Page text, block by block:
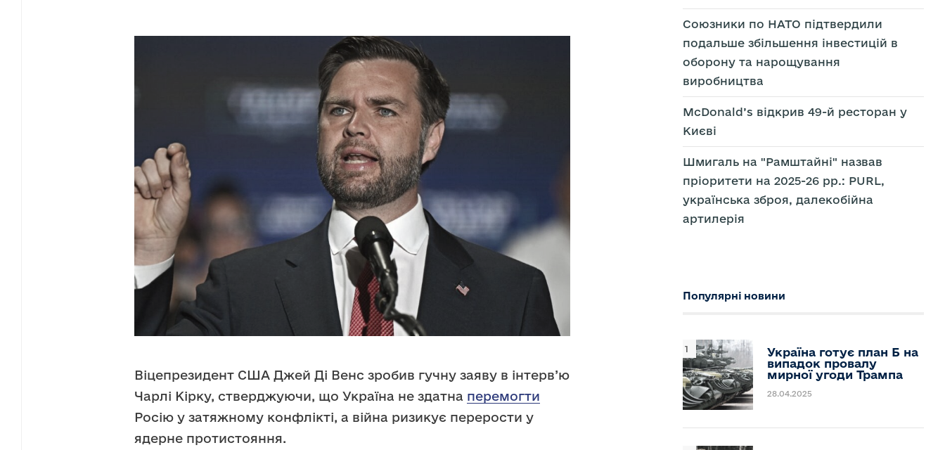
Віцепрезидент США Джей Ді Венс зробив гучну заяву в інтерв’ю
Чарлі Кірку, стверджуючи, що Україна не здатна перемогти
Росію у затяжному конфлікті, а війна ризикує перерости у
ядерне протистояння.
Союзники по НАТО підтвердили
подальше збільшення інвестицій в
оборону та нарощування
виробництва
McDonald’s відкрив 49-й ресторан у
Києві
Шмигаль на "Рамштайні" назвав
пріоритети на 2025-26 рр.: PURL,
українська зброя, далекобійна
артилерія
Популярні новини
Україна готує план Б на
випадок провалу
мирної угоди Трампа
28.04.2025